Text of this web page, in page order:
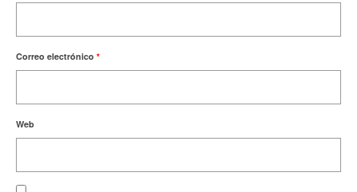
Correo electrónico *
Web